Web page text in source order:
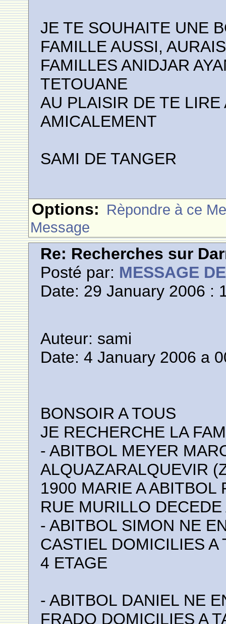
JE TE SOUHAITE UNE
FAMILLE AUSSI,
FAMILLES ANIDJAR
TETOUANE
AU PLAISIR DE TE LIRE
AMICALEMENT
SAMI DE TANGER
Options: Rèpondre à ce
Message
Re: Recherches sur
Posté par: MESSAGE
Date: 29 January 2006 :
Auteur: sami
Date: 4 January 2006 a
BONSOIR A TOUS
JE RECHERCHE LA
- ABITBOL MEYER
ALQUAZARALQUEVIR
1900 MARIE A ABITBOL
RUE MURILLO
- ABITBOL SIMON NE
CASTIEL DOMICILIES
4 ETAGE
- ABITBOL DANIEL NE
FRADO DOMICILIES A